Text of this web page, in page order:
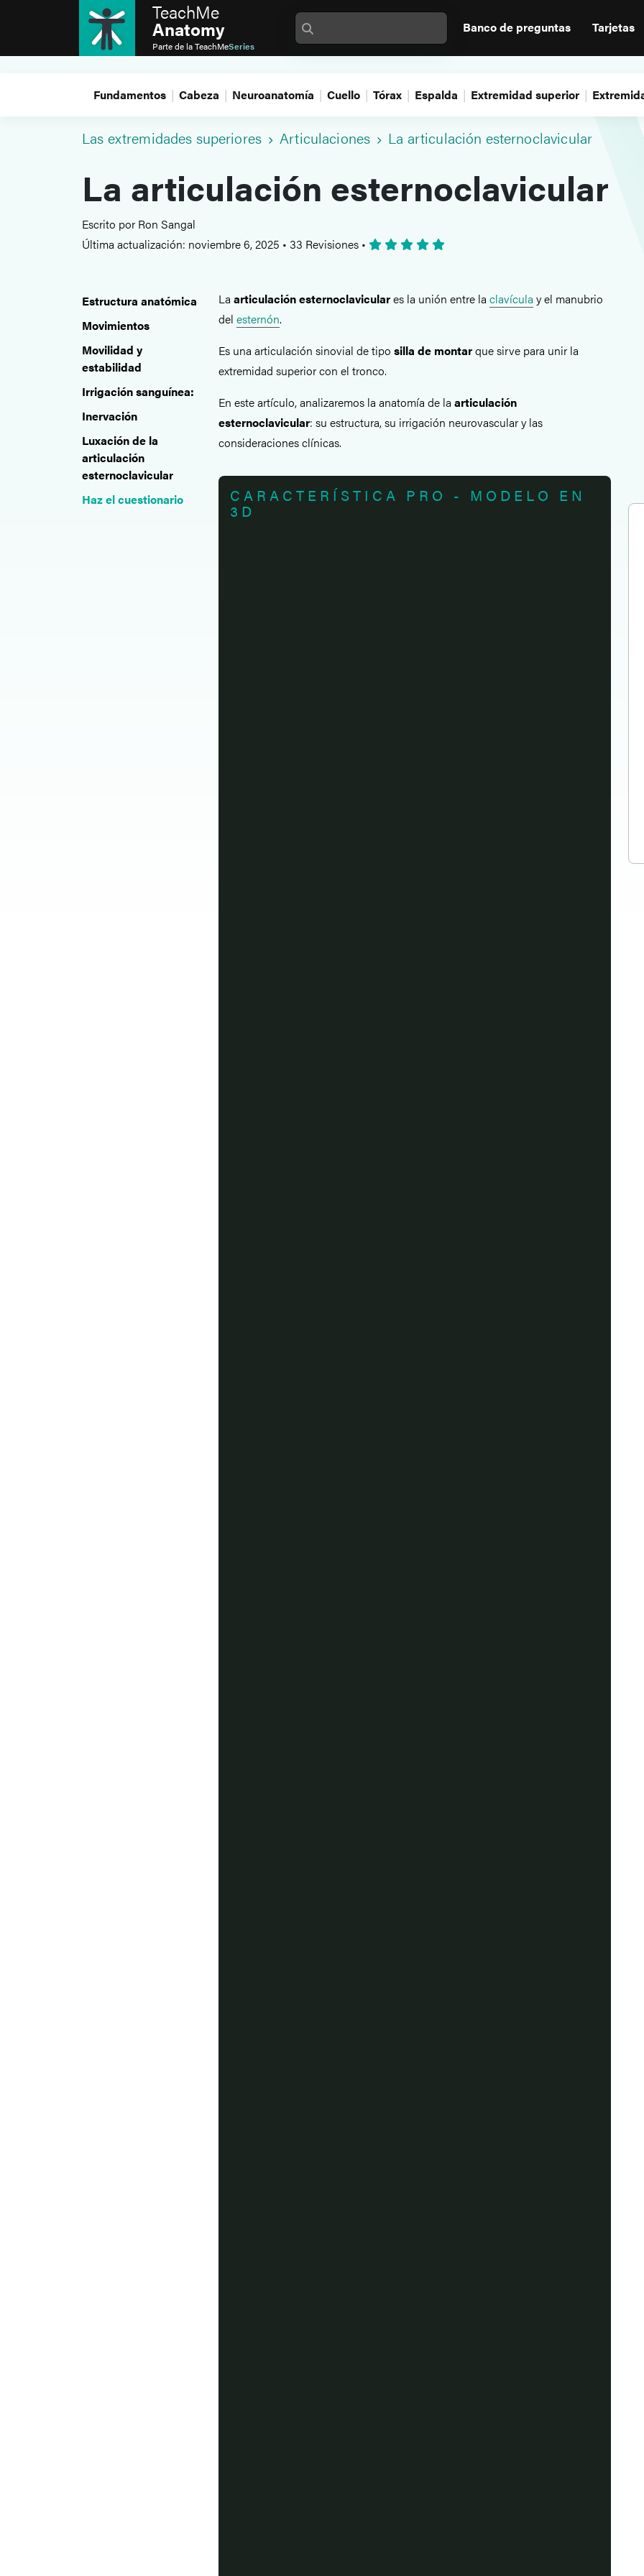
TeachMe
Anatomy
Parte de laTeachMeSeries
Banco de preguntas Tarjetas
Fundamentos Cabeza Neuroanatomía Cuello Tórax Espalda Extremidad superior
Las extremidades superiores Articulaciones La articulación esternoclavicular
La articulación esternoclavicular
Escrito por Ron Sangal
Última actualización: noviembre 6, 2025 • 33 Revisiones •
Estructura anatómica
Movimientos
Movilidad y
estabilidad
Irrigación sanguínea:
Inervación
Luxación de la
articulación
esternoclavicular
Haz el cuestionario
La articulación esternoclaviculares la unión entre la clavícula y el manubrio
del esternón.
Es una articulación sinovial de tipo silla de montarque sirve para unir la
extremidad superior con el tronco.
En este artículo, analizaremos la anatomía de la articulación
esternoclavicular: su estructura, su irrigación neurovascular y las
consideraciones clínicas.
CARACTERÍSTICA PRO - MODELO EN
3D